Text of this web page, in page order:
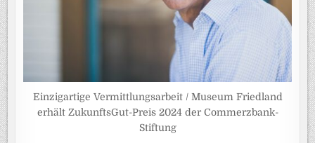
Einzigartige Vermittlungsarbeit / Museum Friedland
erhält ZukunftsGut-Preis 2024 der Commerzbank-
Stiftung